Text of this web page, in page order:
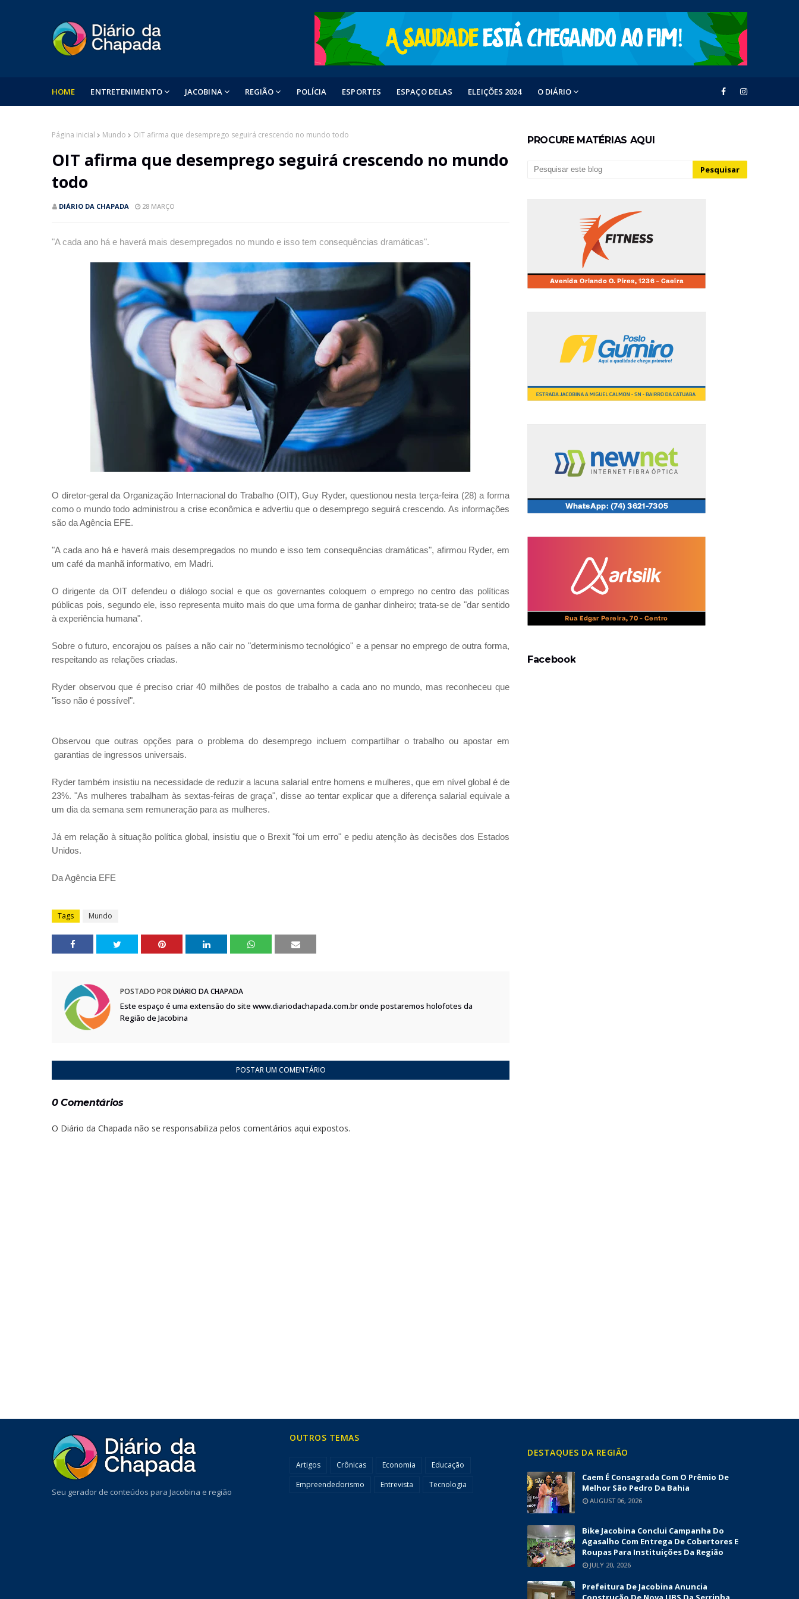
HOME ENTRETENIMENTO JACOBINA REGIÃO POLÍCIA ESPORTES ESPAÇO DELAS ELEIÇÕES 2024 O DIÁRIO
Página inicial Mundo OIT afirma que desemprego seguirá crescendo no mundo todo
OIT afirma que desemprego seguirá crescendo no mundo
todo
DIÁRIO DA CHAPADA 28 MARÇO
"A cada ano há e haverá mais desempregados no mundo e isso tem consequências dramáticas".
O diretor-geral da Organização Internacional do Trabalho (OIT), Guy Ryder, questionou nesta terça-feira (28) a forma
como o mundo todo administrou a crise econômica e advertiu que o desemprego seguirá crescendo. As informações
são da Agência EFE.
"A cada ano há e haverá mais desempregados no mundo e isso tem consequências dramáticas", afirmou Ryder, em
um café da manhã informativo, em Madri.
O dirigente da OIT defendeu o diálogo social e que os governantes coloquem o emprego no centro das políticas
públicas pois, segundo ele, isso representa muito mais do que uma forma de ganhar dinheiro; trata-se de "dar sentido
à experiência humana".
Sobre o futuro, encorajou os países a não cair no "determinismo tecnológico" e a pensar no emprego de outra forma,
respeitando as relações criadas.
Ryder observou que é preciso criar 40 milhões de postos de trabalho a cada ano no mundo, mas reconheceu que
"isso não é possível".
Observou que outras opções para o problema do desemprego incluem compartilhar o trabalho ou apostar em
garantias de ingressos universais.
Ryder também insistiu na necessidade de reduzir a lacuna salarial entre homens e mulheres, que em nível global é de
23%. "As mulheres trabalham às sextas-feiras de graça", disse ao tentar explicar que a diferença salarial equivale a
um dia da semana sem remuneração para as mulheres.
Já em relação à situação política global, insistiu que o Brexit "foi um erro" e pediu atenção às decisões dos Estados
Unidos.
Da Agência EFE
Tags Mundo
POSTADO PORDIÁRIO DA CHAPADA
Este espaço é uma extensão do site www.diariodachapada.com.br onde postaremos holofotes da
Região de Jacobina
POSTAR UM COMENTÁRIO
0 Comentários
O Diário da Chapada não se responsabiliza pelos comentários aqui expostos.
PROCURE MATÉRIAS AQUI
Facebook
Seu gerador de conteúdos para Jacobina e região
OUTROS TEMAS
Artigos Crônicas Economia
Educação
Empreendedorismo
Entrevista Tecnologia
DESTAQUES DA REGIÃO
Caem É Consagrada Com O Prêmio De
Melhor São Pedro Da Bahia
AUGUST 06, 2026
Bike Jacobina Conclui Campanha Do
Agasalho Com Entrega De Cobertores E
Roupas Para Instituições Da Região
JULY 20, 2026
Prefeitura De Jacobina Anuncia